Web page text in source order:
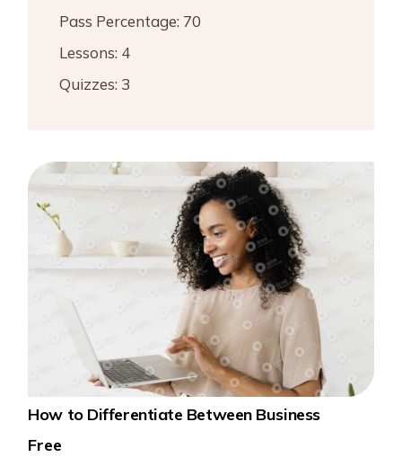
Pass Percentage: 70
Lessons: 4
Quizzes: 3
How to Differentiate Between Business
Free